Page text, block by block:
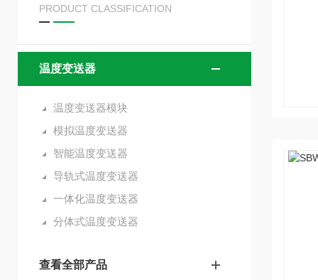
PRODUCT CLASSIFICATION
温度变送器
温度变送器模块
模拟温度变送器
智能温度变送器
导轨式温度变送器
一体化温度变送器
分体式温度变送器
查看全部产品